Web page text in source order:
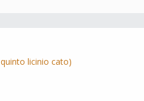
licinio cato)